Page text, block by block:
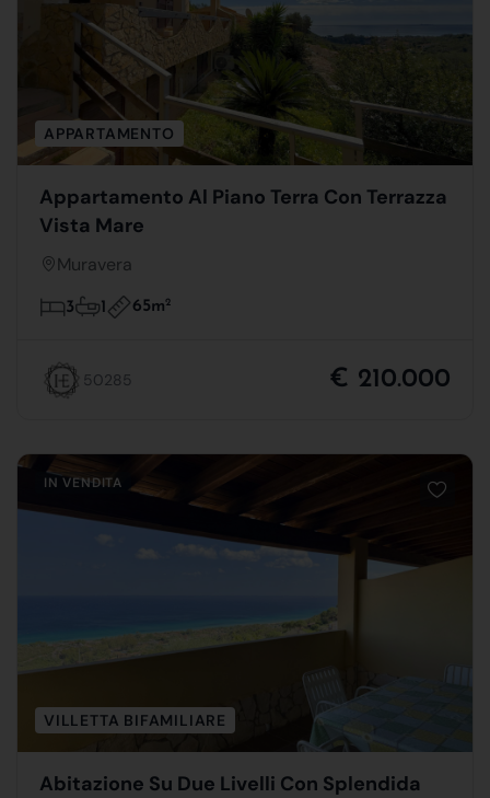
APPARTAMENTO
Appartamento Al Piano Terra Con Terrazza
Vista Mare
Muravera
3 1 65m2
50285 € 210.000
IN VENDITA
VILLETTA BIFAMILIARE
Abitazione Su Due Livelli Con Splendida